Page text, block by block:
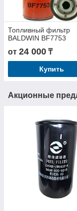
Топливный фильтр
BALDWIN BF7753
от 24 000 ₸
Купить
Акционные